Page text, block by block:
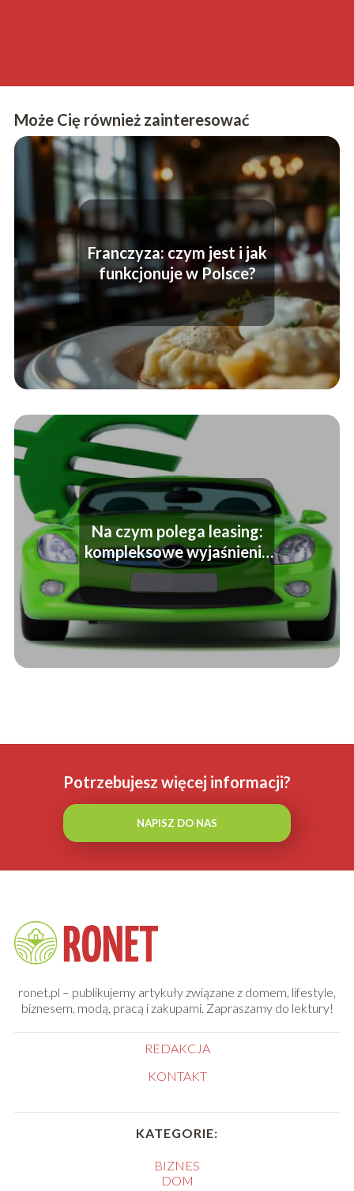
Może Cię również zainteresować
Franczyza: czym jest i jak
funkcjonuje w Polsce?
Na czym polega leasing:
kompleksowe wyjaśnienie
zasad i korzyści
Potrzebujesz więcej informacji?
NAPISZ DO NAS
ronet.pl – publikujemy artykuły związane z domem, lifestyle,
biznesem, modą, pracą i zakupami. Zapraszamy do lektury!
REDAKCJA
KONTAKT
KATEGORIE:
BIZNES
DOM